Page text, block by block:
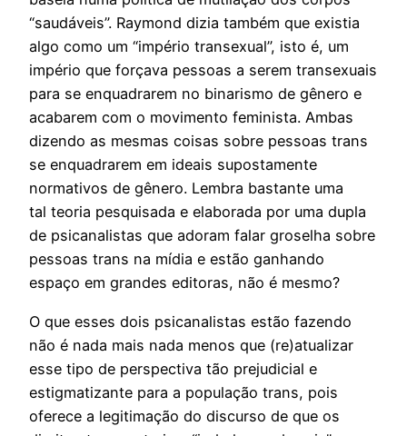
“saudáveis”. Raymond dizia também que existia
algo como um “império transexual”, isto é, um
império que forçava pessoas a serem transexuais
para se enquadrarem no binarismo de gênero e
acabarem com o movimento feminista. Ambas
dizendo as mesmas coisas sobre pessoas trans
se enquadrarem em ideais supostamente
normativos de gênero. Lembra bastante uma
tal teoria pesquisada e elaborada por uma dupla
de psicanalistas que adoram falar groselha sobre
pessoas trans na mídia e estão ganhando
espaço em grandes editoras, não é mesmo?
O que esses dois psicanalistas estão fazendo
não é nada mais nada menos que (re)atualizar
esse tipo de perspectiva tão prejudicial e
estigmatizante para a população trans, pois
oferece a legitimação do discurso de que os